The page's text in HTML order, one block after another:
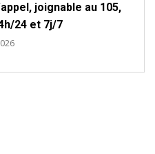
joignable au 105,
24 et 7j/7